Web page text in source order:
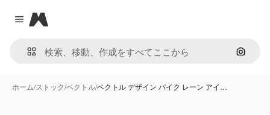
Close menu
Magnific
画像で
ホーム/ストック/ベクトル/ベクトル デザイン バイク レーン アイ…